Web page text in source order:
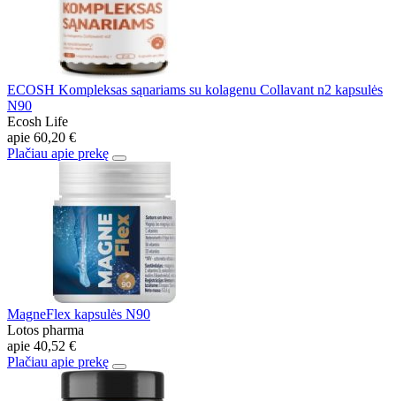
ECOSH Kompleksas sąnariams su kolagenu Collavant n2 kapsulės
N90
Ecosh Life
apie 60,20 €
Plačiau apie prekę
MagneFlex kapsulės N90
Lotos pharma
apie 40,52 €
Plačiau apie prekę